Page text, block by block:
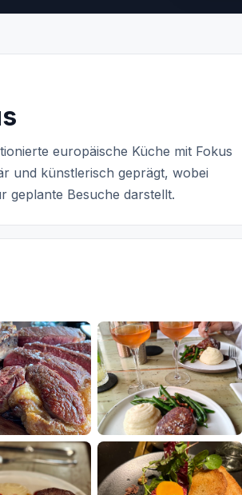
europäische Küche mit Fokus
und künstlerisch geprägt, wobei
geplante Besuche darstellt.